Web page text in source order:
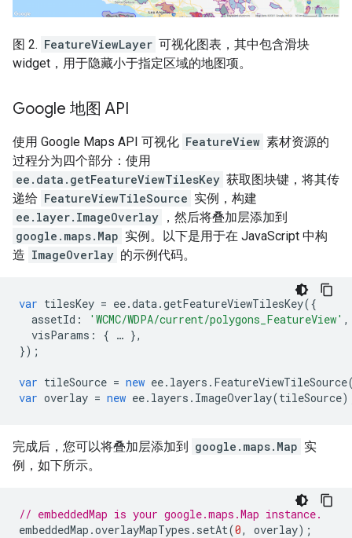
图 2. FeatureViewLayer 可视化图表，其中包含滑块
widget，用于隐藏小于指定区域的地图项。
Google 地图 API
使用 Google Maps API 可视化 FeatureView 素材资源的
过程分为四个部分：使用
ee.data.getFeatureViewTilesKey 获取图块键，将其传
递给 FeatureViewTileSource 实例，构建
ee.layer.ImageOverlay ，然后将叠加层添加到
google.maps.Map 实例。以下是用于在 JavaScript 中构
造 ImageOverlay 的示例代码。
var tilesKey = ee.data.getFeatureViewTilesKey({
assetId : 'WCMC/WDPA/current/polygons_FeatureView' ,
visParams : { … },
});
var tileSource = new ee. layers . FeatureViewTileSource
var overlay = new ee. layers . ImageOverlay(tileSource
完成后，您可以将叠加层添加到 google.maps.Map 实
例，如下所示。
// embeddedMap is your google.maps.Map instance.
embeddedMap .overlayMapTypes . setAt(0, overlay);